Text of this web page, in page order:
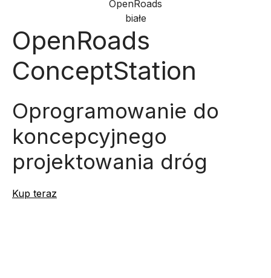
OpenRoads
ConceptStation
Oprogramowanie do
koncepcyjnego
projektowania dróg
Kup teraz